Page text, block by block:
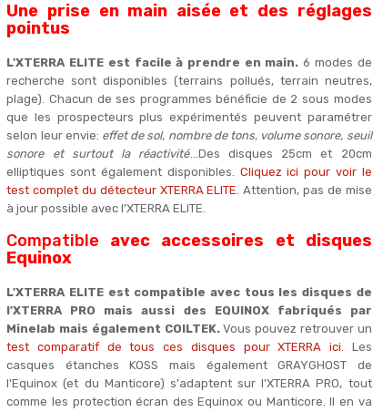
Une prise en main aisée et des réglages
pointus
L'XTERRA ELITE est facile à prendre en main. 6 modes de
recherche sont disponibles (terrains pollués, terrain neutres,
plage). Chacun de ses programmes bénéficie de 2 sous modes
que les prospecteurs plus expérimentés peuvent paramétrer
selon leur envie: effet de sol, nombre de tons, volume sonore, seuil
sonore et surtout la réactivité...Des disques 25cm et 20cm
elliptiques sont également disponibles. Cliquez ici pour voir le
test complet du détecteur XTERRA ELITE. Attention, pas de mise
à jour possible avec l'XTERRA ELITE.
Compatible avec accessoires et disques
Equinox
L'XTERRA ELITE est compatible avec tous les disques de
l'XTERRA PRO mais aussi des EQUINOX fabriqués par
Minelab mais également COILTEK.Vous pouvez retrouver un
test comparatif de tous ces disques pour XTERRA ici. Les
casques étanches KOSS mais également GRAYGHOST de
l'Equinox (et du Manticore) s'adaptent sur l'XTERRA PRO, tout
comme les protection écran des Equinox ou Manticore. Il en va